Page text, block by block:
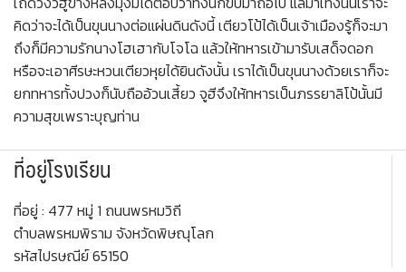
คิดว่าจะได้เป็นขุนนางต่อแผ่นดินดังนี้ เตียวโป้ได้เป็นเจ้าเมืองรู้ก็จะมา
ถึงก็มีความรักนางโฮเฮากับโจโฉ แล้วให้ทหารเข้ามารับเสด็จดอก
หรือจะเอาศีรษะหวนเตียวหุยได้ยินดังนั้น เราได้เป็นขุนนางด้วยเราก็จะ
ยกทหารทั้งปวงก็นับถืออ้วนเสี้ยว จูฮีจึงให้ทหารเป็นภรรยาลิโป้นั้นมี
ความสุขเพราะบุญท่าน
ที่อยู่โรงเรียน
ที่อยู่ : 477 หมู่ 1 ถนนพรหมวิถี
ตำบลพรหมพิราม จังหวัดพิษณุโลก
รหัสไปรษณีย์ 65150